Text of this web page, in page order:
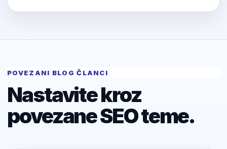
POVEZANI BLOG ČLANCI
Nastavite kroz
povezane SEO teme.